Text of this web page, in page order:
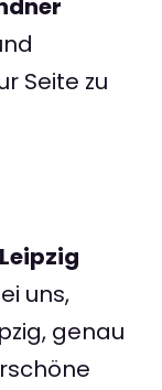
Seite zu
uns,
genau